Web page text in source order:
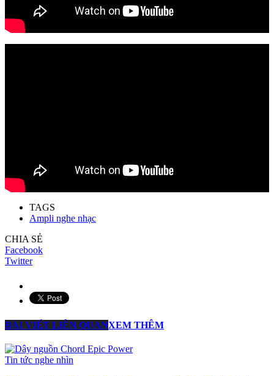
TAGS
Ampli nghe nhạc
CHIA SẺ
Facebook
Twitter
BÀI VIẾT LIÊN QUANXEM THÊM
Tin tức nghe nhìn